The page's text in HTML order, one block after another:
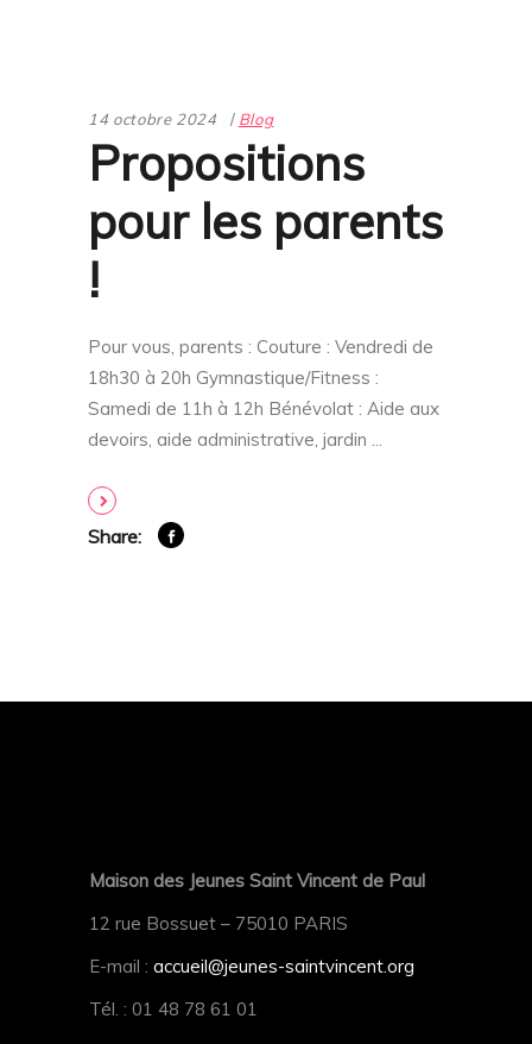
14 octobre 2024 Blog
Propositions
pour les parents
!
Pour vous, parents : Couture : Vendredi de
18h30 à 20h Gymnastique/Fitness :
Samedi de 11h à 12h Bénévolat : Aide aux
devoirs, aide administrative, jardin
Share:
Maison des Jeunes Saint Vincent de Paul
12 rue Bossuet – 75010 PARIS
E-mail : accueil@jeunes-saintvincent.org
Tél. : 01 48 78 61 01